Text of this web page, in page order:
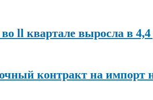
ll квартале выросла в 4,4
контракт на